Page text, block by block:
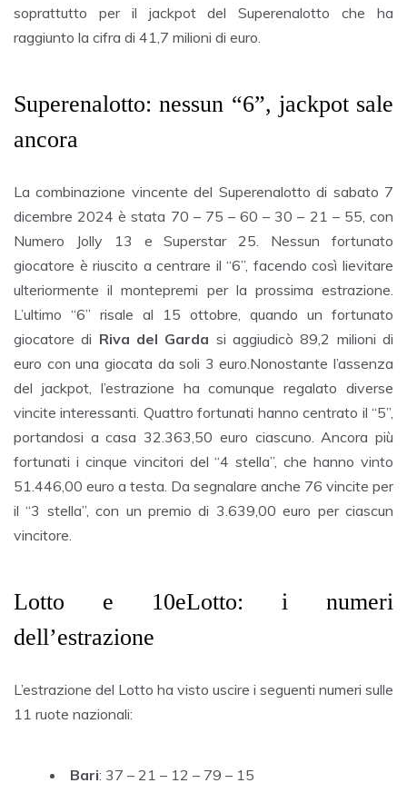
soprattutto per il jackpot del Superenalotto che ha
raggiunto la cifra di 41,7 milioni di euro.
Superenalotto: nessun “6”, jackpot sale
ancora
La combinazione vincente del Superenalotto di sabato 7
dicembre 2024 è stata 70 – 75 – 60 – 30 – 21 – 55, con
Numero Jolly 13 e Superstar 25. Nessun fortunato
giocatore è riuscito a centrare il “6”, facendo così lievitare
ulteriormente il montepremi per la prossima estrazione.
L’ultimo “6” risale al 15 ottobre, quando un fortunato
giocatore di Riva del Garda si aggiudicò 89,2 milioni di
euro con una giocata da soli 3 euro.Nonostante l’assenza
del jackpot, l’estrazione ha comunque regalato diverse
vincite interessanti. Quattro fortunati hanno centrato il “5”,
portandosi a casa 32.363,50 euro ciascuno. Ancora più
fortunati i cinque vincitori del “4 stella”, che hanno vinto
51.446,00 euro a testa. Da segnalare anche 76 vincite per
il “3 stella”, con un premio di 3.639,00 euro per ciascun
vincitore.
Lotto e 10eLotto: i numeri
dell’estrazione
L’estrazione del Lotto ha visto uscire i seguenti numeri sulle
11 ruote nazionali:
Bari: 37 – 21 – 12 – 79 – 15